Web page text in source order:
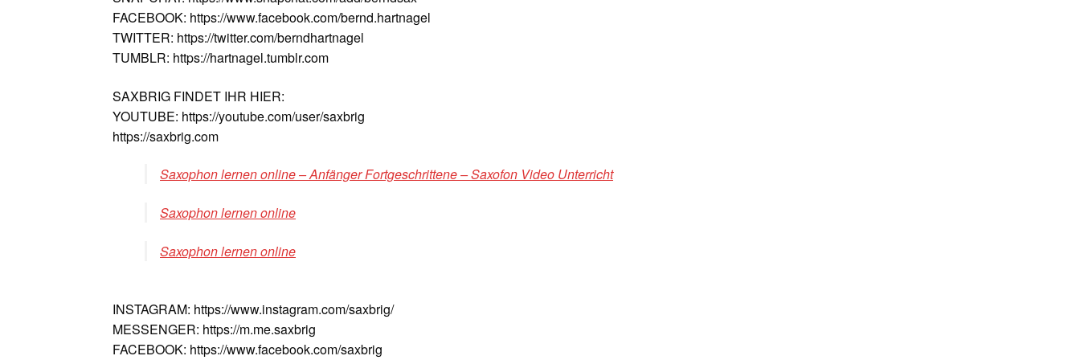
FACEBOOK: https://www.facebook.com/bernd.hartnagel
TWITTER: https://twitter.com/berndhartnagel
TUMBLR: https://hartnagel.tumblr.com
SAXBRIG FINDET IHR HIER:
YOUTUBE: https://youtube.com/user/saxbrig
https://saxbrig.com
Saxophon lernen online – Anfänger Fortgeschrittene – Saxofon Video Unterricht
Saxophon lernen online
Saxophon lernen online
INSTAGRAM: https://www.instagram.com/saxbrig/
MESSENGER: https://m.me.saxbrig
FACEBOOK: https://www.facebook.com/saxbrig